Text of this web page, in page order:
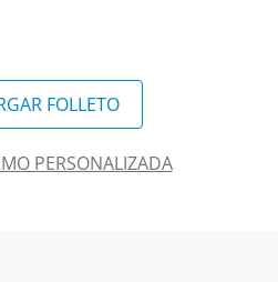
FOLLETO
PERSONALIZADA